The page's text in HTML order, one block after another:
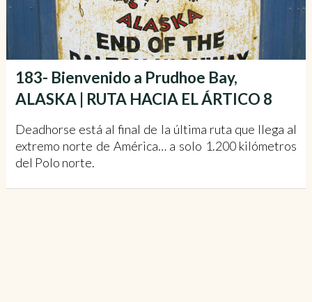
183- Bienvenido a Prudhoe Bay,
ALASKA | RUTA HACIA EL ÁRTICO 8
Deadhorse está al final de la última ruta que llega al
extremo norte de América… a solo 1.200 kilómetros
del Polo norte.